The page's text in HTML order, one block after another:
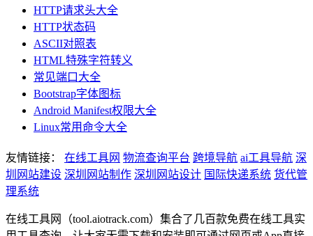
HTTP请求头大全
HTTP状态码
ASCII对照表
HTML特殊字符转义
常见端口大全
Bootstrap字体图标
Android Manifest权限大全
Linux常用命令大全
友情链接： 在线工具网 物流查询平台 跨境导航 ai工具导航 深
圳网站建设 深圳网站制作 深圳网站设计 国际快递系统 货代管
理系统
在线工具网（tool.aiotrack.com）集合了几百款免费在线工具实